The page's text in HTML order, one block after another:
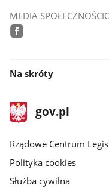
MEDIA
Na skróty
stopka
gov.plStrona
gov.pl
Rządowe Centrum
Polityka cookies
Służba cywilna